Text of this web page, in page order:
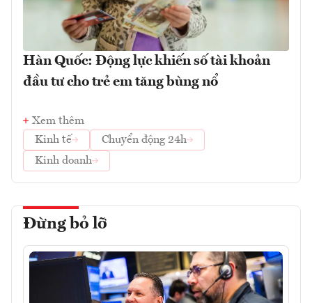
Hàn Quốc: Động lực khiến số tài khoản
đầu tư cho trẻ em tăng bùng nổ
Xem thêm
Kinh tế
Chuyển động 24h
Kinh doanh
Đừng bỏ lỡ